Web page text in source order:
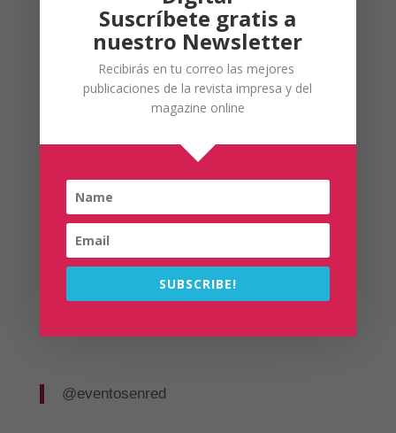
Síguenos en Tiktok
@eventosenred
Suscríbete gratis a
nuestro Newsletter
Recibirás en tu correo las mejores
publicaciones de la revista impresa y del
magazine online
SUBSCRIBE!